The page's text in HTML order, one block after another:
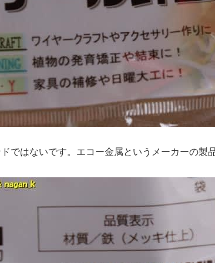
ではないです。エコー金属というメーカーの製